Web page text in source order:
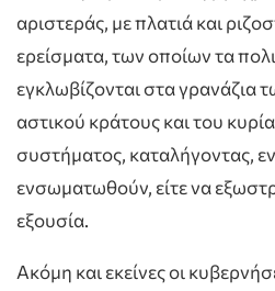
αριστεράς, με πλατιά και
ερείσματα, των οποίων τα
εγκλωβίζονται στα γρανάζια
αστικού κράτους και του
συστήματος, καταλήγοντας, εν
ενσωματωθούν, είτε να
εξουσία.
Ακόμη και εκείνες οι